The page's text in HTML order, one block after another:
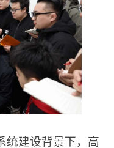
统建设背景下，高